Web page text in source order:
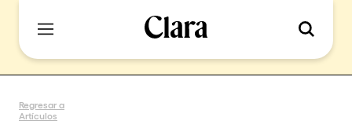
Regresar a
Artículos